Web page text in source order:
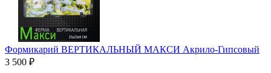
Формикарий ВЕРТИКАЛЬНЫЙ МАКСИ Акрило-Гипсовый
3 500 ₽